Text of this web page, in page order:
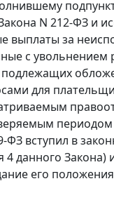
N 212-ФЗ и
выплаты за
с увольнением
подлежащих
для
периодом
ФЗ вступил в
4данного Закона)
его